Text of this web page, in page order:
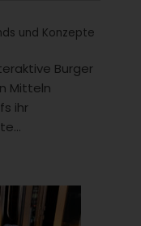
und Konzepte
Burger
Mitteln
ihr